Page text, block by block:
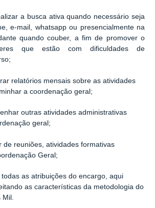
ativa quando necessário seja
e-mail, whatsapp ou presencialmente na
quando couber, a fim de promover o
que estão com dificuldades de
mensais sobre as atividades
a coordenação geral;
atividades administrativas
geral;
atividades formativas
Geral;
as atribuições do encargo, aqui
as características da metodologia do
Mil.